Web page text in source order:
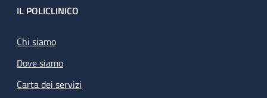
Footer
IL POLICLINICO
Chi siamo
Dove siamo
Carta dei servizi